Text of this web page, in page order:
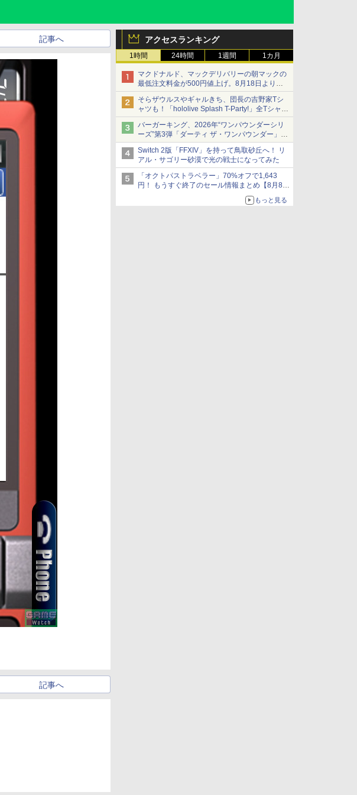
アクセスランキング
1時間 24時間 1週間 1カ月
マクドナルド、マックデリバリーの朝マックの
最低注文料金が500円値上げ。8月18日より
1,500円から受付
そらザウルスやギャルきち、団長の吉野家Tシ
ャツも！「hololive Splash T-Party!」全Tシャツ
ラインナップ公開＆オンライン販売開始
バーガーキング、2026年“ワンパウンダーシリ
ーズ”第3弾「ダーティ ザ・ワンパウンダー」を
8月7日発売
「特製ガーリックマヨソース」を使用した超大
型チーズバーガー
Switch 2版「FFXIV」を持って鳥取砂丘へ！ リ
アル・サゴリー砂漠で光の戦士になってみた
「オクトパストラベラー」70%オフで1,643
円！ もうすぐ終了のセール情報まとめ【8月8日
ニンテンドーeショップでは「大神 絶景版」が
もっと見る
記事へ
記事へ